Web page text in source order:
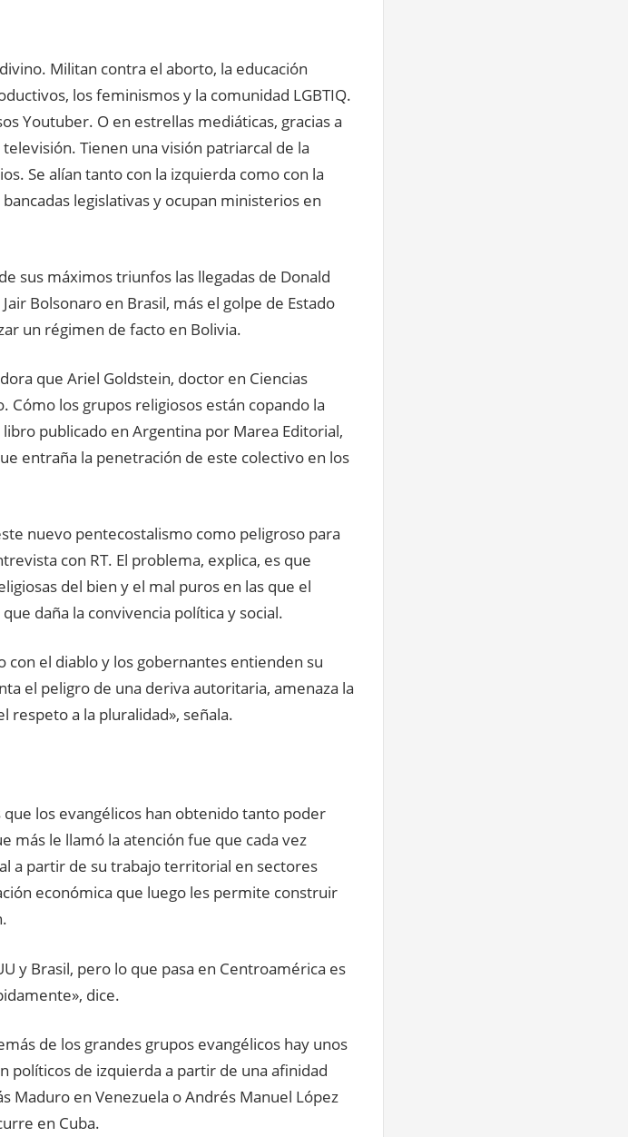
Militan contra el aborto, la educación
los feminismos y la comunidad LGBTIQ.
Youtuber. O en estrellas mediáticas, gracias a
Tienen una visión patriarcal de la
Se alían tanto con la izquierda como con la
legislativas y ocupan ministerios en
sus máximos triunfos las llegadas de Donald
Bolsonaro en Brasil, más el golpe de Estado
un régimen de facto en Bolivia.
que Ariel Goldstein, doctor en Ciencias
Cómo los grupos religiosos están copando la
publicado en Argentina por Marea Editorial,
entraña la penetración de este colectivo en los
nuevo pentecostalismo como peligroso para
con RT. El problema, explica, es que
del bien y el mal puros en las que el
daña la convivencia política y social.
con el diablo y los gobernantes entienden su
el peligro de una deriva autoritaria, amenaza la
respeto a la pluralidad», señala.
los evangélicos han obtenido tanto poder
más le llamó la atención fue que cada vez
a partir de su trabajo territorial en sectores
económica que luego les permite construir
y Brasil, pero lo que pasa en Centroamérica es
dice.
de los grandes grupos evangélicos hay unos
políticos de izquierda a partir de una afinidad
Maduro en Venezuela o Andrés Manuel López
en Cuba.